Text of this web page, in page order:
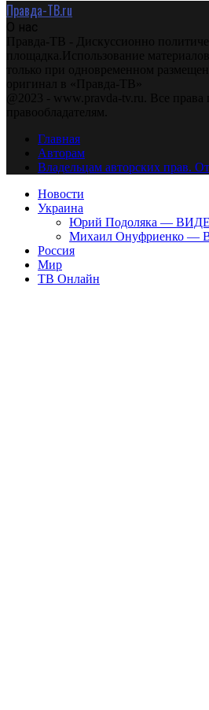
Правда-ТВ.ru
О нас
Правда-ТВ - Дискуссионно
площадка.Использование
только при одновременном
оригинал в «Правда-ТВ»
@2023 - www.pravda-tv.ru. Все права
правообладателям.
Главная
Авторам
Владельцам авторских прав.
Новости
Украина
Юрий Подоляка —
Михаил Онуфриенко —
Россия
Мир
ТВ Онлайн